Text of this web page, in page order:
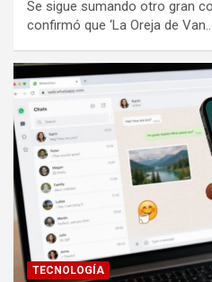
Se sigue sumando otro gran
confirmó que ‘La Oreja de Van…
TECNOLOGÍA